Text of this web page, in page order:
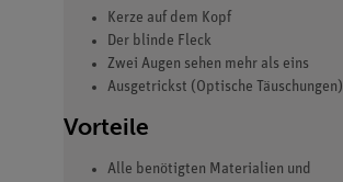
Kerze auf dem Kopf
Der blinde Fleck
Zwei Augen sehen mehr als eins
Ausgetrickst (Optische Täuschungen)
Vorteile
Alle benötigten Materialien und